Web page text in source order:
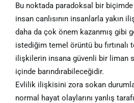
Bu noktada paradoksal bir biçimde
insan canlısının insanlarla yakın
daha da çok önem kazanmış gibi
istediğim temel örüntü bu fırtınalı
ilişkilerin insana güvenli bir liman
içinde barındırabileceğidir.
Evlilik ilişkisini zora sokan
normal hayat olaylarını yanlış